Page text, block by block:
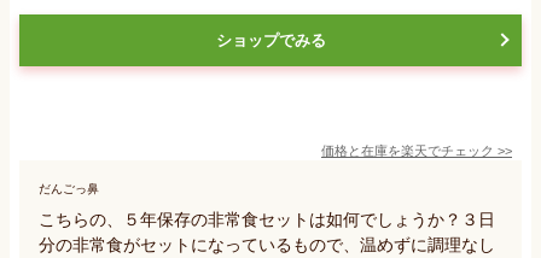
ショップでみる
価格と在庫を楽天でチェック >>
だんごっ鼻
こちらの、５年保存の非常食セットは如何でしょうか？３日
分の非常食がセットになっているもので、温めずに調理なし